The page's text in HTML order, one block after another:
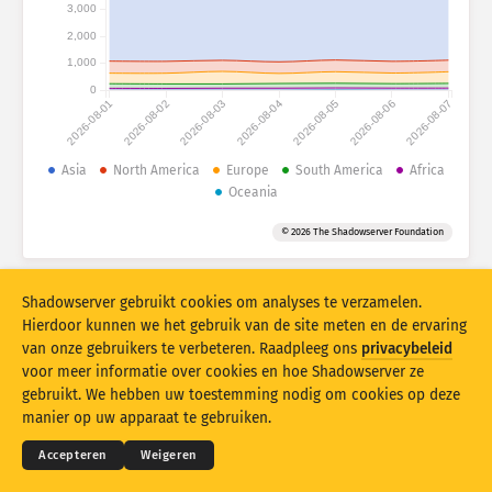
Aanvalsstatistieken: Apparaten
Landen
Gegevensset
Limiet
Overlappend
Bijwerken Opnieuw instellen
Downloaden als PNG-bestand
2026-08-01 2026-08-02 2026-08-03 2026-08-04 2026-08-05 2026-08-06 2026-08-07
0
1,000
2,000
3,000
Asia North America Europe South America
Africa
Oceania
© 2026 The Shadowserver Foundation
© 2026THE SHADOWSERVER FOUNDATION
Privacy en voorwaarden
Contact opnemen
Credits
Shadowserver gebruikt cookies om analyses te verzamelen.
Hierdoor kunnen we het gebruik van de site meten en de ervaring
van onze gebruikers te verbeteren. Raadpleeg ons privacybeleid
voor meer informatie over cookies en hoe Shadowserver ze
gebruikt. We hebben uw toestemming nodig om cookies op deze
manier op uw apparaat te gebruiken.
Accepteren Weigeren